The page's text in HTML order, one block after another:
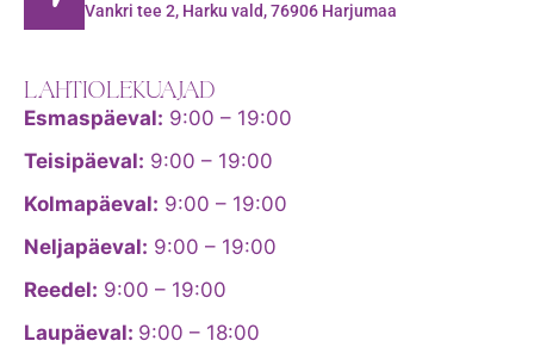
Vankri tee 2, Harku vald, 76906 Harjumaa
LAHTIOLEKUAJAD
Esmaspäeval: 9:00 – 19:00
Teisipäeval: 9:00 – 19:00
Kolmapäeval: 9:00 – 19:00
Neljapäeval: 9:00 – 19:00
Reedel: 9:00 – 19:00
Laupäeval: 9:00 – 18:00